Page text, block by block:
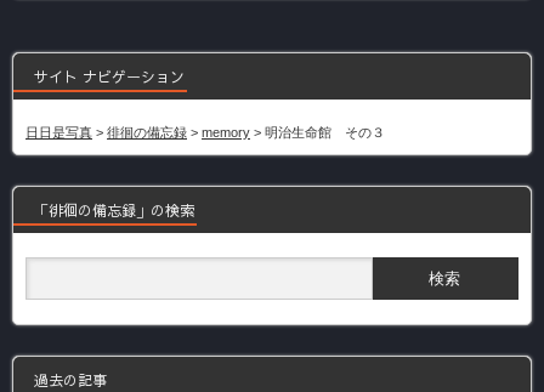
サイト ナビゲーション
日日是写真 > 徘徊の備忘録 > memory > 明治生命館 その３
「徘徊の備忘録」の検索
過去の記事